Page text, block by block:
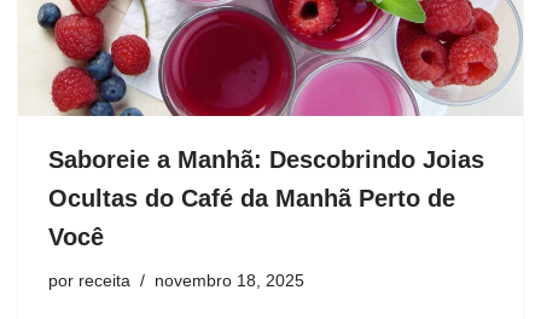
Saboreie a Manhã: Descobrindo Joias
Ocultas do Café da Manhã Perto de
Você
por receita novembro 18, 2025